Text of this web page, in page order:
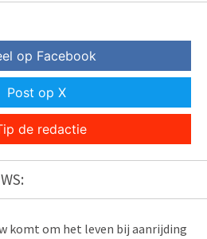
op Facebook
Post op X
de redactie
komt om het leven bij aanrijding